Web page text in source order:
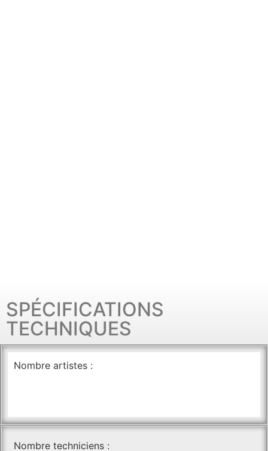
SPÉCIFICATIONS
TECHNIQUES
Nombre artistes :
Nombre techniciens :